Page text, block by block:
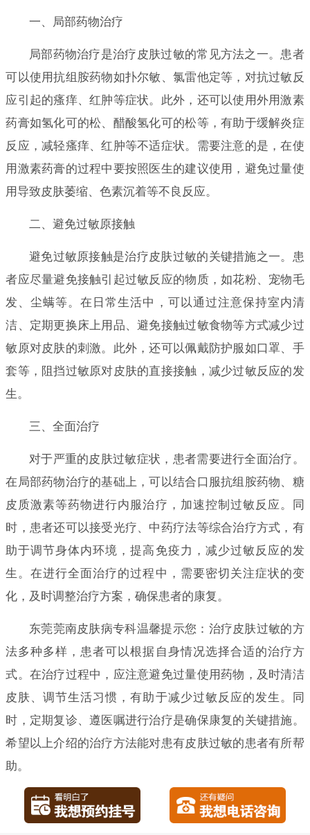
一、局部药物治疗
局部药物治疗是治疗皮肤过敏的常见方法之一。患者
可以使用抗组胺药物如扑尔敏、氯雷他定等，对抗过敏反
应引起的瘙痒、红肿等症状。此外，还可以使用外用激素
药膏如氢化可的松、醋酸氢化可的松等，有助于缓解炎症
反应，减轻瘙痒、红肿等不适症状。需要注意的是，在使
用激素药膏的过程中要按照医生的建议使用，避免过量使
用导致皮肤萎缩、色素沉着等不良反应。
二、避免过敏原接触
避免过敏原接触是治疗皮肤过敏的关键措施之一。患
者应尽量避免接触引起过敏反应的物质，如花粉、宠物毛
发、尘螨等。在日常生活中，可以通过注意保持室内清
洁、定期更换床上用品、避免接触过敏食物等方式减少过
敏原对皮肤的刺激。此外，还可以佩戴防护服如口罩、手
套等，阻挡过敏原对皮肤的直接接触，减少过敏反应的发
生。
三、全面治疗
对于严重的皮肤过敏症状，患者需要进行全面治疗。
在局部药物治疗的基础上，可以结合口服抗组胺药物、糖
皮质激素等药物进行内服治疗，加速控制过敏反应。同
时，患者还可以接受光疗、中药疗法等综合治疗方式，有
助于调节身体内环境，提高免疫力，减少过敏反应的发
生。在进行全面治疗的过程中，需要密切关注症状的变
化，及时调整治疗方案，确保患者的康复。
东莞莞南皮肤病专科温馨提示您：治疗皮肤过敏的方
法多种多样，患者可以根据自身情况选择合适的治疗方
式。在治疗过程中，应注意避免过量使用药物，及时清洁
皮肤、调节生活习惯，有助于减少过敏反应的发生。同
时，定期复诊、遵医嘱进行治疗是确保康复的关键措施。
希望以上介绍的治疗方法能对患有皮肤过敏的患者有所帮
助。